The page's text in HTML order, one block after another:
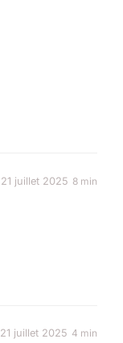
21 juillet 2025 8 min
21 juillet 2025 4 min